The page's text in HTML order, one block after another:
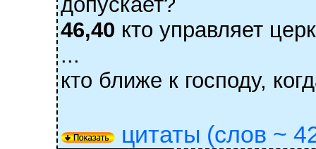
46,40 кто управляет
...
кто ближе к господу,
цитаты (слов ~